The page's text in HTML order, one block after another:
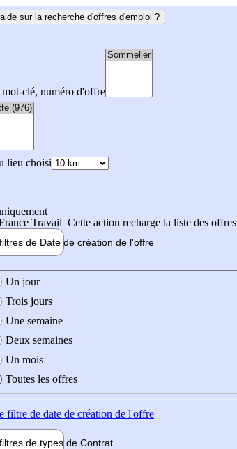
sur la recherche d'offres d'emploi ?
clé, numéro d'offre
lieu choisi
Travail Cette action recharge la liste des offres
de Date de création de l'offre
de l'offre
Un jour
Trois jours
Une semaine
Deux semaines
Un mois
Toutes les offres
filtre de date de création de l'offre
de types de Contrat